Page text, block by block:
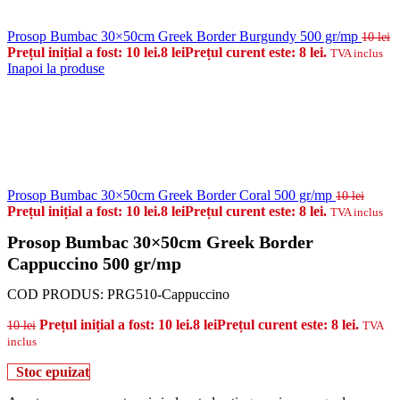
Prosop Bumbac 30×50cm Greek Border Burgundy 500 gr/mp 10lei
Prețul inițial a fost: 10 lei.8 leiPrețul curent este: 8 lei. TVA inclus
Inapoi la produse
Prosop Bumbac 30×50cm Greek Border Coral 500 gr/mp 10lei
Prețul inițial a fost: 10 lei.8 leiPrețul curent este: 8 lei. TVA inclus
Prosop Bumbac 30×50cm Greek Border
Cappuccino 500 gr/mp
COD PRODUS: PRG510-Cappuccino
10lei Prețul inițial a fost: 10 lei.8 leiPrețul curent este: 8 lei. TVA
inclus
Stoc epuizat